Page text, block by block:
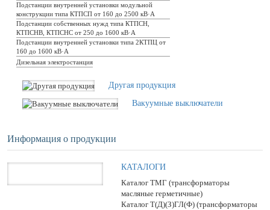
Подстанции внутренней установки модульной
конструкции типа КТПСП от 160 до 2500 кВ·А
Подстанции собственных нужд типа КТПСН,
КТПСНВ, КТПСНС от 250 до 1600 кВ·А
Подстанции внутренней установки типа 2КТПЦ от
160 до 1600 кВ·А
Дизельная электростанция
Другая продукция
Вакуумные выключатели
Информация о продукции
КАТАЛОГИ
Каталог ТМГ (трансформаторы
масляные герметичные)
Каталог Т(Д)(З)ГЛ(Ф) (трансформаторы